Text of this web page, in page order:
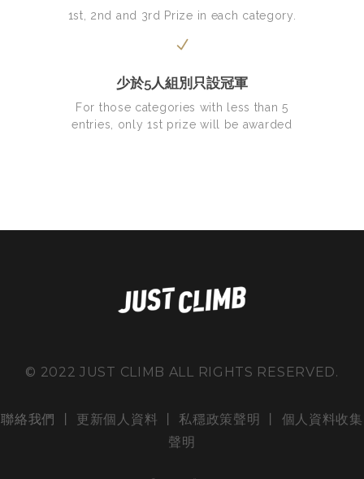
1st, 2nd and 3rd Prize in each category.
少於5人組別只設冠軍
For those categories with less than 5
entries, only 1st prize will be awarded
© 2022 JUST CLIMB ALL RIGHTS RESERVED.
聯絡我們 丨 更新個人資料 丨 私穩政策聲明
個人資料收集
聲明